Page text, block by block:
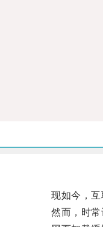
现如今，互联
然而，时常让